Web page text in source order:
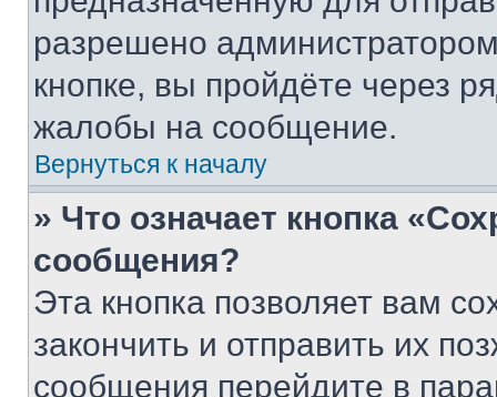
разрешено
кнопке, вы пройдёте через
жалобы на сообщение.
Вернуться к началу
» Что означает кнопка
сообщения?
Эта кнопка позволяет вам
закончить и отправить их
сообщения перейдите в